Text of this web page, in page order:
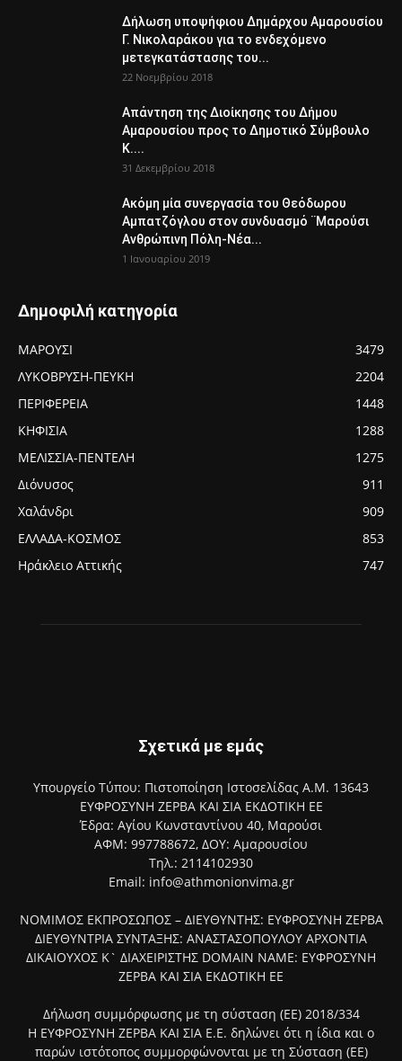
Δήλωση υποψήφιου Δημάρχου Αμαρουσίου
Γ. Νικολαράκου για το ενδεχόμενο
μετεγκατάστασης του...
22 Νοεμβρίου 2018
Απάντηση της Διοίκησης του Δήμου
Αμαρουσίου προς το Δημοτικό Σύμβουλο
Κ....
31 Δεκεμβρίου 2018
Ακόμη μία συνεργασία του Θεόδωρου
Αμπατζόγλου στον συνδυασμό ¨Μαρούσι
Ανθρώπινη Πόλη-Νέα...
1 Ιανουαρίου 2019
Δημοφιλή κατηγορία
ΜΑΡΟΥΣΙ
3479
ΛΥΚΟΒΡΥΣΗ-ΠΕΥΚΗ
2204
ΠΕΡΙΦΕΡΕΙΑ
1448
ΚΗΦΙΣΙΑ
1288
ΜΕΛΙΣΣΙΑ-ΠΕΝΤΕΛΗ
1275
Διόνυσος
911
Χαλάνδρι
909
ΕΛΛΑΔΑ-ΚΟΣΜΟΣ
853
Ηράκλειο Αττικής
747
Σχετικά με εμάς
Υπουργείο Τύπου: Πιστοποίηση Ιστοσελίδας Α.Μ. 13643
ΕΥΦΡΟΣΥΝΗ ΖΕΡΒΑ ΚΑΙ ΣΙΑ ΕΚΔΟΤΙΚΗ ΕΕ
Έδρα: Αγίου Κωνσταντίνου 40, Μαρούσι
ΑΦΜ: 997788672, ΔΟΥ: Αμαρουσίου
Τηλ.: 2114102930
Email: info@athmonionvima.gr
ΝΟΜΙΜΟΣ ΕΚΠΡΟΣΩΠΟΣ – ΔΙΕΥΘΥΝΤΗΣ: ΕΥΦΡΟΣΥΝΗ ΖΕΡΒΑ
ΔΙΕΥΘΥΝΤΡΙΑ ΣΥΝΤΑΞΗΣ: ΑΝΑΣΤΑΣΟΠΟΥΛΟΥ ΑΡΧΟΝΤΙΑ
ΔΙΚΑΙΟΥΧΟΣ Κ` ΔΙΑΧΕΙΡΙΣΤΗΣ DOMAIN NAME: ΕΥΦΡΟΣΥΝΗ
ΖΕΡΒΑ ΚΑΙ ΣΙΑ ΕΚΔΟΤΙΚΗ ΕΕ
Δήλωση συμμόρφωσης με τη σύσταση (ΕΕ) 2018/334
Η ΕΥΦΡΟΣΥΝΗ ΖΕΡΒΑ ΚΑΙ ΣΙΑ Ε.Ε. δηλώνει ότι η ίδια και ο
παρών ιστότοπος συμμορφώνονται με τη Σύσταση (ΕΕ)